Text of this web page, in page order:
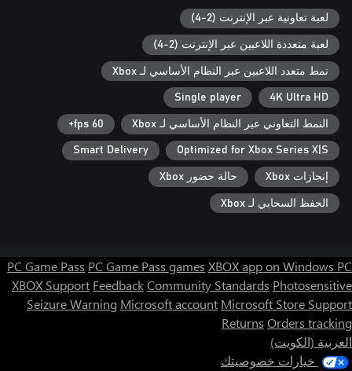
لعبة تعاونية عبر الإنترنت (2-4)
لعبة متعددة اللاعبين عبر الإنترنت (2-4)
نمط متعدد اللاعبين عبر النظام الأساسي لـ Xbox
4K Ultra HD
Single player
النمط التعاوني عبر النظام الأساسي لـ Xbox 60 fps+
Optimized for Xbox Series X|S
Smart Delivery
إنجازات Xbox حالة حضور Xbox
الحفظ السحابي لـ Xbox
PC Game Pass PC Game Pass games XBOX app on Windows PC
XBOX Support FeedbackCommunity Standards Photosensitive
Seizure Warning Microsoft account Microsoft Store Support
Returns Orders tracking
العربية (الكويت)
خيارات خصوصيتك